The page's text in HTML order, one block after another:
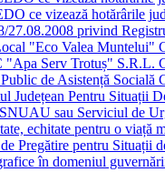
ce vizează hotărârile